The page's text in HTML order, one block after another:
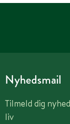
Nyhedsmail
Tilmeld dig
liv